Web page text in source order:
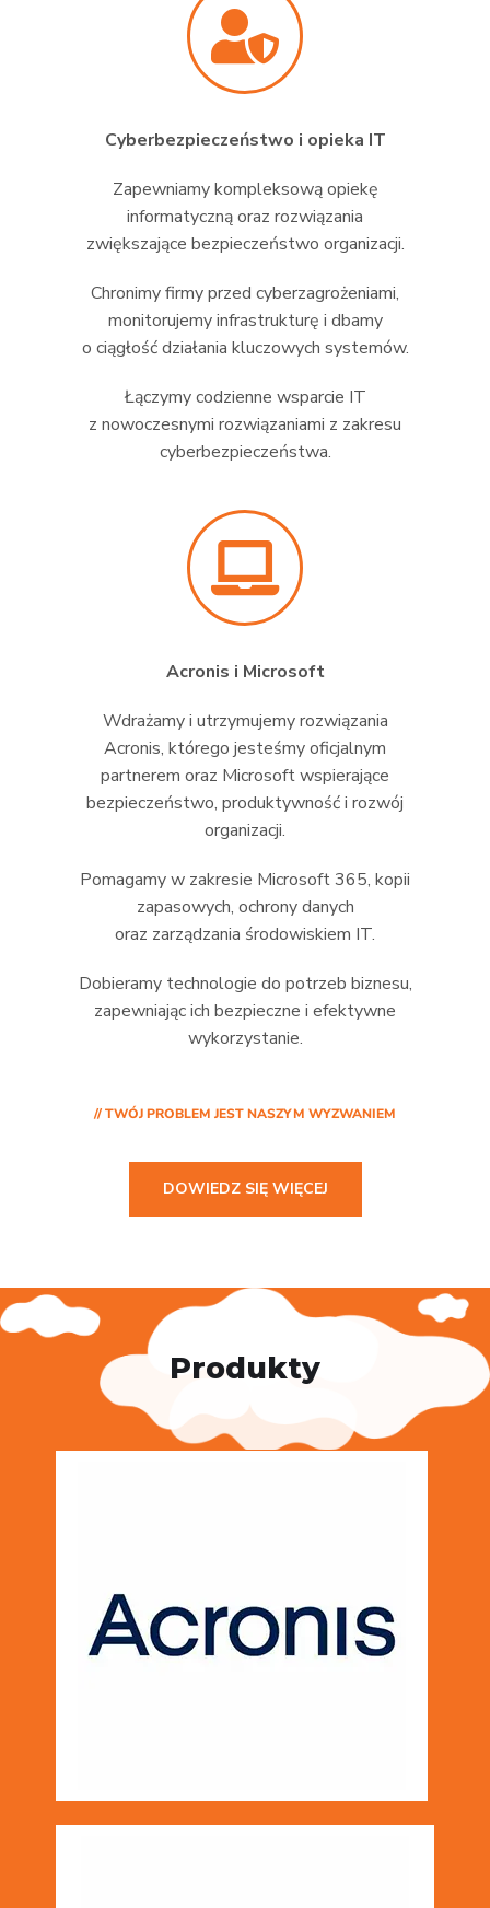
Cyberbezpieczeństwo i opieka IT
Zapewniamy kompleksową opiekę
informatyczną oraz rozwiązania
zwiększające bezpieczeństwo organizacji.
Chronimy firmy przed cyberzagrożeniami,
monitorujemy infrastrukturę i dbamy
o ciągłość działania kluczowych systemów.
Łączymy codzienne wsparcie IT
z nowoczesnymi rozwiązaniami z zakresu
cyberbezpieczeństwa.
Acronis i Microsoft
Wdrażamy i utrzymujemy rozwiązania
Acronis, którego jesteśmy oficjalnym
partnerem oraz Microsoft wspierające
bezpieczeństwo, produktywność i rozwój
organizacji.
Pomagamy w zakresie Microsoft 365, kopii
zapasowych, ochrony danych
oraz zarządzania środowiskiem IT.
Dobieramy technologie do potrzeb biznesu,
zapewniając ich bezpieczne i efektywne
wykorzystanie.
// TWÓJ PROBLEM JEST NASZYM WYZWANIEM
DOWIEDZ SIĘ WIĘCEJ
Produkty